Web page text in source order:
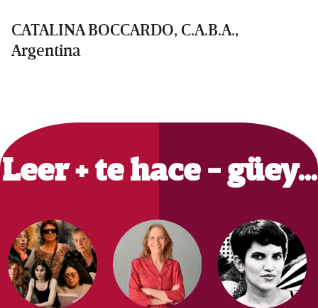
CATALINA BOCCARDO, C.A.B.A.,
Argentina
Primary
Sidebar
Leer + te hace - güey…